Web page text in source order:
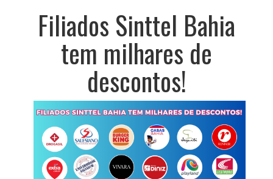
Filiados Sinttel Bahia
tem milhares de
descontos!